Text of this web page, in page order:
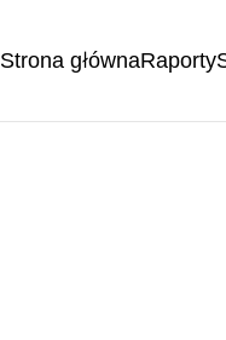
Strona głównaRaporty